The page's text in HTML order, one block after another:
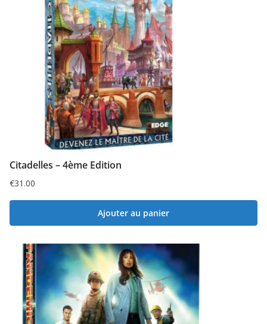
Citadelles – 4ème Edition
€31.00
Ajouter au panier